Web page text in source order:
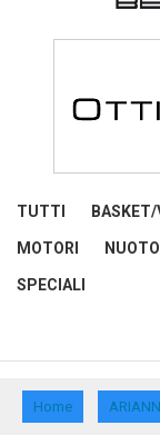
TUTTI
MOTORI
SPECIALI
Home